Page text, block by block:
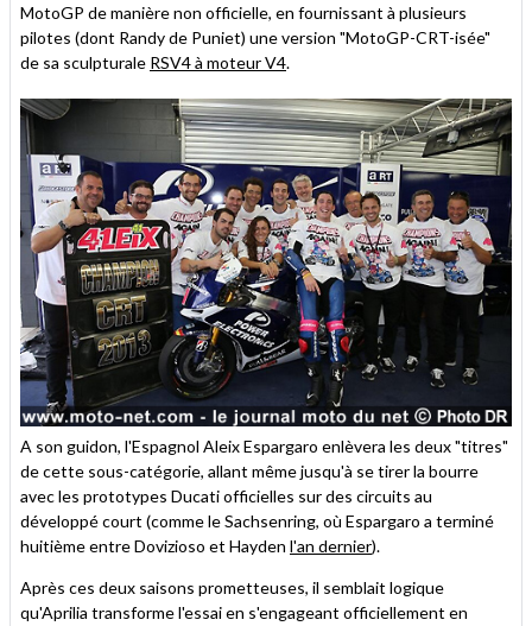
MotoGP de manière non officielle, en fournissant à plusieurs
pilotes (dont Randy de Puniet) une version "MotoGP-CRT-isée"
de sa sculpturale RSV4 à moteur V4.
A son guidon, l'Espagnol Aleix Espargaro enlèvera les deux "titres"
de cette sous-catégorie, allant même jusqu'à se tirer la bourre
avec les prototypes Ducati officielles sur des circuits au
développé court (comme le Sachsenring, où Espargaro a terminé
huitième entre Dovizioso et Hayden l'an dernier).
Après ces deux saisons prometteuses, il semblait logique
qu'Aprilia transforme l'essai en s'engageant officiellement en